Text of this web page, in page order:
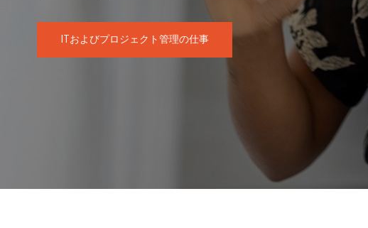
ITおよびプロジェクト管理の仕事